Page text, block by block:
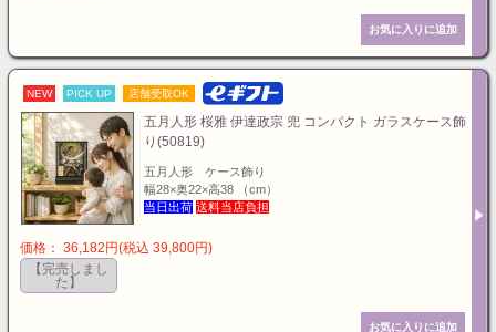
NEW PICK UP 店舗受取OK
五月人形 桜雅 伊達政宗 兜 コンパクト ガラスケース飾
り(50819)
五月人形 ケース飾り
幅28×奥22×高38 （cm）
当日出荷 送料当店負担
価格： 36,182円(税込 39,800円)
【完売しまし
た】